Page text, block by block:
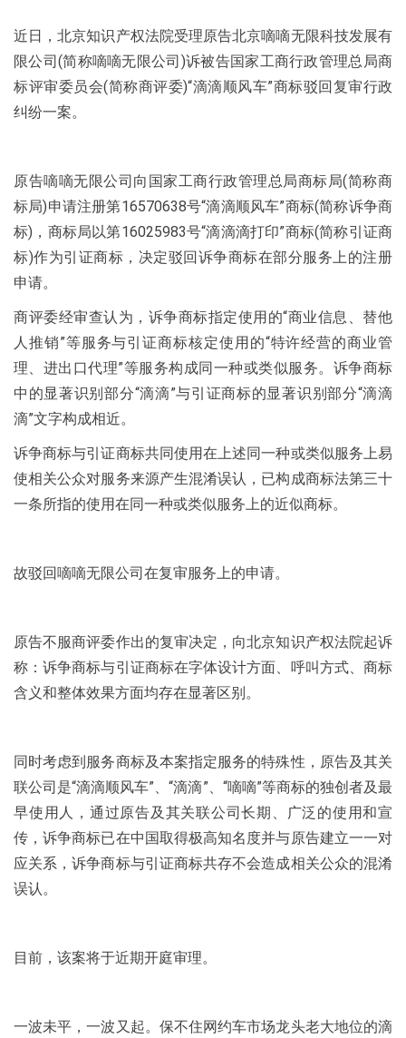
近日，北京知识产权法院受理原告北京嘀嘀无限科技发展有
限公司(简称嘀嘀无限公司)诉被告国家工商行政管理总局商
标评审委员会(简称商评委)“滴滴顺风车”商标驳回复审行政
纠纷一案。
原告嘀嘀无限公司向国家工商行政管理总局商标局(简称商
标局)申请注册第16570638号“滴滴顺风车”商标(简称诉争商
标)，商标局以第16025983号“滴滴滴打印”商标(简称引证商
标)作为引证商标，决定驳回诉争商标在部分服务上的注册
申请。
商评委经审查认为，诉争商标指定使用的“商业信息、替他
人推销”等服务与引证商标核定使用的“特许经营的商业管
理、进出口代理”等服务构成同一种或类似服务。诉争商标
中的显著识别部分“滴滴”与引证商标的显著识别部分“滴滴
滴”文字构成相近。
诉争商标与引证商标共同使用在上述同一种或类似服务上易
使相关公众对服务来源产生混淆误认，已构成商标法第三十
一条所指的使用在同一种或类似服务上的近似商标。
故驳回嘀嘀无限公司在复审服务上的申请。
原告不服商评委作出的复审决定，向北京知识产权法院起诉
称：诉争商标与引证商标在字体设计方面、呼叫方式、商标
含义和整体效果方面均存在显著区别。
同时考虑到服务商标及本案指定服务的特殊性，原告及其关
联公司是“滴滴顺风车”、“滴滴”、“嘀嘀”等商标的独创者及最
早使用人，通过原告及其关联公司长期、广泛的使用和宣
传，诉争商标已在中国取得极高知名度并与原告建立一一对
应关系，诉争商标与引证商标共存不会造成相关公众的混淆
误认。
目前，该案将于近期开庭审理。
一波未平，一波又起。保不住网约车市场龙头老大地位的滴